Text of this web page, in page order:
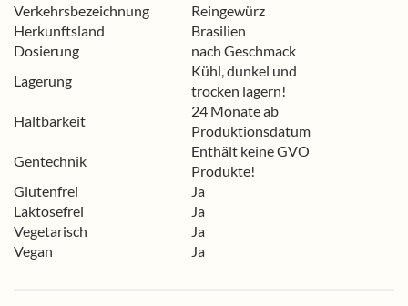
Verkehrsbezeichnung
Reingewürz
Herkunftsland
Brasilien
Dosierung
nach Geschmack
Lagerung
Kühl, dunkel und
trocken lagern!
Haltbarkeit
24 Monate ab
Produktionsdatum
Gentechnik
Enthält keine GVO
Produkte!
Glutenfrei
Ja
Laktosefrei
Ja
Vegetarisch
Ja
Vegan
Ja